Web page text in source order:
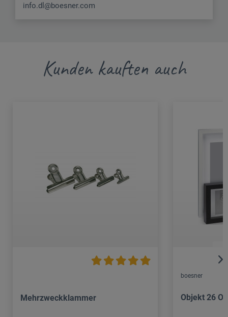
info.dl@boesner.com
Kunden kauften auch
Mehrzweckklammer
boesner
Objekt 26